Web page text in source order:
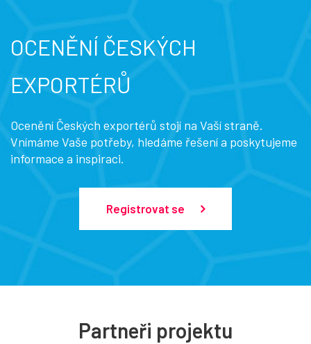
OCENĚNÍ ČESKÝCH
EXPORTÉRŮ
Ocenění Českých exportérů stojí na Vaší straně.
Vnímáme Vaše potřeby, hledáme řešení a poskytujeme
informace a inspiraci.
Registrovat se
Partneři projektu